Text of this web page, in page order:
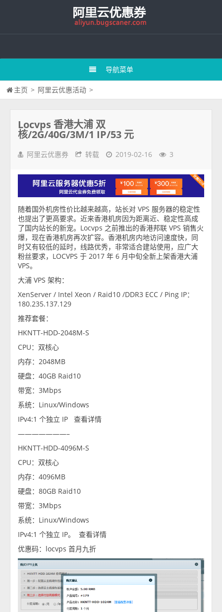
导航菜单
主页 > 阿里云优惠活动 >
Locvps 香港大浦 双
核/2G/40G/3M/1 IP/53 元
阿里云优惠券 转载 2019-02-16 3
随着国外机房性价比越来越高，站长对 VPS 服务器的稳定性
也提出了更高要求。近来香港机房因为距离近、稳定性高成
了国内站长的新宠。Locvps 之前推出的香港邦联 VPS 销售火
爆，现在香港机房再次扩容。香港机房内地访问速度快，同
时又有较低的延时，线路优秀，非常适合建站使用，应广大
粉丝要求，LOCVPS 于 2017 年 6 月中旬全新上架香港大浦
VPS。
大浦 VPS 架构：
XenServer / Intel Xeon / Raid10 /DDR3 ECC / Ping IP：
180.235.137.129
推荐套餐：
HKNTT-HDD-2048M-S
CPU：双核心
内存：2048MB
硬盘：40GB Raid10
带宽：3Mbps
系统：Linux/Windows
IPv4:1 个独立 IP 查看详情
———————–
HKNTT-HDD-4096M-S
CPU：双核心
内存：4096MB
硬盘：80GB Raid10
带宽：3Mbps
系统：Linux/Windows
IPv4:1 个独立 IP。 查看详情
优惠码：locvps 首月九折